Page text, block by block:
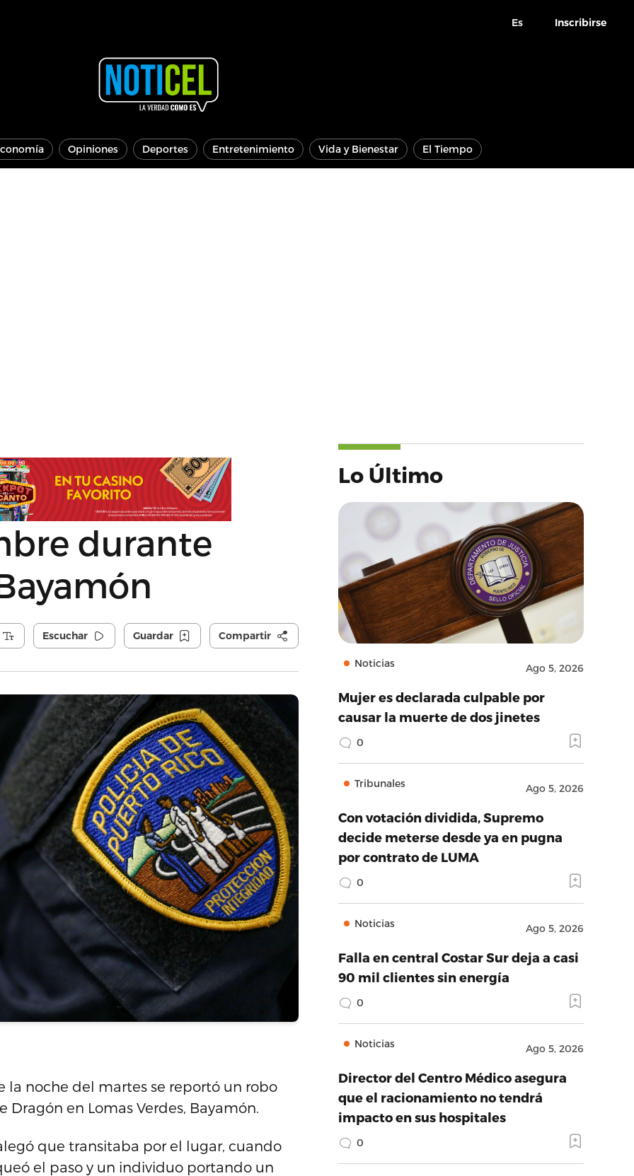
Es Inscribirse
Opiniones Deportes Entretenimiento Vida y Bienestar El Tiempo
durante
Escuchar Guardar Compartir
la noche del martes se reportó un robo
Dragón en Lomas Verdes, Bayamón.
que transitaba por el lugar, cuando
el paso y un individuo portando un
Lo Último
Noticias Ago 5, 2026
Mujer es declarada culpable por
causar la muerte de dos jinetes
0
Tribunales Ago 5, 2026
Con votación dividida, Supremo
decide meterse desde ya en pugna
por contrato de LUMA
0
Noticias Ago 5, 2026
Falla en central Costar Sur deja a casi
90 mil clientes sin energía
0
Noticias Ago 5, 2026
Director del Centro Médico asegura
que el racionamiento no tendrá
impacto en sus hospitales
0